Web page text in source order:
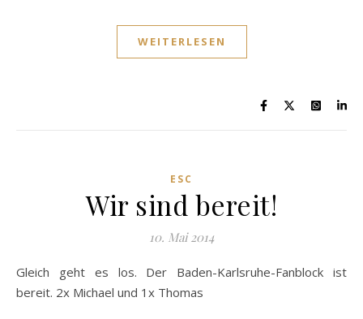
WEITERLESEN
ESC
Wir sind bereit!
10. Mai 2014
Gleich geht es los. Der Baden-Karlsruhe-Fanblock ist
bereit. 2x Michael und 1x Thomas